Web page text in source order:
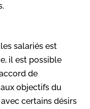
salariés est
il est possible
de
objectifs du
certains désirs